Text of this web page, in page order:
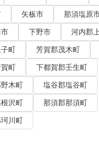
矢板市 那須塩原
下野市
河内郡
町
芳賀郡茂木町
町
下都賀郡壬生町
木町
塩谷郡塩谷町
沢町
那須郡那須町
川町